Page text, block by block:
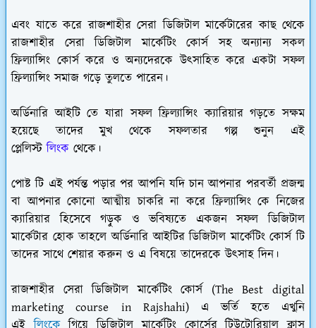
এবং যাতে করে রাজশাহীর সেরা ডিজিটাল মার্কেটারের কাছ থেকে
রাজশাহীর সেরা ডিজিটাল মার্কেটিং কোর্স সহ অন্যান্য সকল
ফ্রিল্যান্সিং কোর্স করে ও অন্যদেরকে উৎসাহিত করে একটা সফল
ফ্রিল্যান্সিং সমাজ গড়ে তুলতে পারেন।
অর্ডিনারি আইটি তে যারা সফল ফ্রিল্যান্সিং ক্যারিয়ার গড়তে সক্ষম
হয়েছে তাদের মুখ থেকে সফলতার গল্প শুনুন এই
প্লেলিস্টলিংক থেকে।
পোষ্ট টি এই পর্যন্ত পড়ার পর আপনি যদি চান আপনার পরবর্তী প্রজন্ম
বা আপনার কোনো আত্মীয় চাকরি না করে ফ্রিল্যান্সিং কে নিজের
ক্যারিয়ার হিসেবে গড়ুক ও ভবিষ্যতে একজন সফল ডিজিটাল
মার্কেটার হোক তাহলে অর্ডিনারি আইটির ডিজিটাল মার্কেটিং কোর্স টি
তাদের সাথে শেয়ার করুন ও এ বিষয়ে তাদেরকে উৎসাহ দিন।
রাজশাহীর সেরা ডিজিটাল মার্কেটিং কোর্স (The Best digital
marketing course in Rajshahi) এ ভর্তি হতে এখুনি